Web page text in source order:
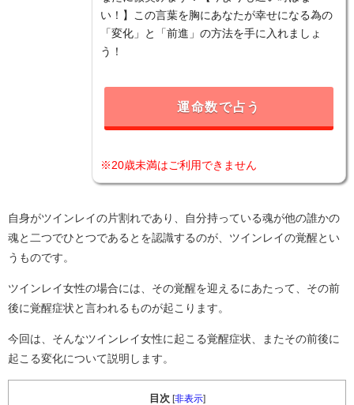
い！】この言葉を胸にあなたが幸せになる為の
「変化」と「前進」の方法を手に入れましょ
う！
運命数で占う
※20歳未満はご利用できません
自身がツインレイの片割れであり、自分持っている魂が他の誰かの
魂と二つでひとつであるとを認識するのが、ツインレイの覚醒とい
うものです。
ツインレイ女性の場合には、その覚醒を迎えるにあたって、その前
後に覚醒症状と言われるものが起こります。
今回は、そんなツインレイ女性に起こる覚醒症状、またその前後に
起こる変化について説明します。
目次 非表示]